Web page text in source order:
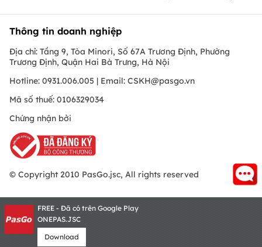
Thông tin doanh nghiệp
Địa chỉ: Tầng 9, Tòa Minori, Số 67A Trương Định, Phường
Trương Định, Quận Hai Bà Trưng, Hà Nội
Hotline: 0931.006.005 | Email: CSKH@pasgo.vn
Mã số thuế: 0106329034
Chứng nhận bởi
© Copyright 2010 PasGo.jsc, All rights reserved
FREE - Đã có trên Google Play
ONEPAS.JSC
Download